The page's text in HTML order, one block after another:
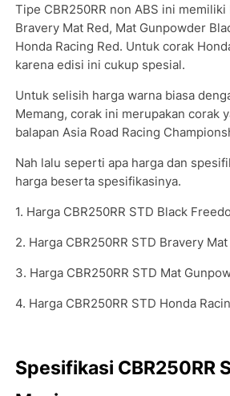
Tipe CBR250RR non ABS ini
Bravery Mat Red, Mat Gunpowder
Honda Racing Red. Untuk corak
karena edisi ini cukup spesial.
Untuk selisih harga warna biasa
Memang, corak ini merupakan corak
balapan Asia Road Racing
Nah lalu seperti apa harga dan
harga beserta spesifikasinya.
1. Harga CBR250RR STD Black
2. Harga CBR250RR STD Bravery
3. Harga CBR250RR STD Mat
4. Harga CBR250RR STD Honda
Spesifikasi CBR250RR